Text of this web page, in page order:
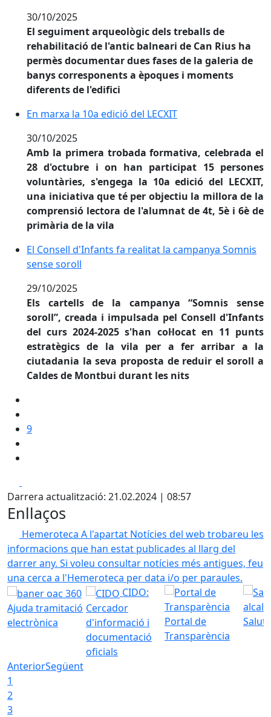
30/10/2025
El seguiment arqueològic dels treballs de
rehabilitació de l'antic balneari de Can Rius ha
permès documentar dues fases de la galeria de
banys corresponents a èpoques i moments
diferents de l'edifici
En marxa la 10a edició del LECXIT
En marxa la 10a edició del LECXIT
30/10/2025
Amb la primera trobada formativa, celebrada el
28 d'octubre i on han participat 15 persones
voluntàries, s'engega la 10a edició del LECXIT,
una iniciativa que té per objectiu la millora de la
comprensió lectora de l'alumnat de 4t, 5è i 6è de
primària de la vila
El Consell d'Infants fa realitat la campanya Somnis
El Consell d'Infants fa realitat la campanya Somnis
sense soroll
29/10/2025
Els cartells de la campanya “Somnis sense
soroll”, creada i impulsada pel Consell d'Infants
del curs 2024-2025 s'han col·locat en 11 punts
estratègics de la vila per a fer arribar a la
ciutadania la seva proposta de reduir el soroll a
Caldes de Montbui durant les nits
9
Darrera actualització: 21.02.2024 | 08:57
Enllaços
Hemeroteca A l'apartat Notícies del web trobareu les
informacions que han estat publicades al llarg del
darrer any. Si voleu consultar notícies més antigues, feu
una cerca a l'Hemeroteca per data i/o per paraules.
Ajuda tramitació
electrònica
CIDO:
Cercador
d'informació i
documentació
oficials
Portal de
Transparència
AnteriorSegüent
1
2
3